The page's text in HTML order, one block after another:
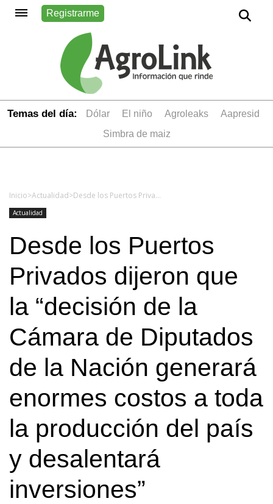
Registrarme
Temas del día: dólar el niño Agroleaks
aapresid
simbra de maiz
Inicio>Actualidad> Desde los Puertos Privados dijeron que la “decisión de la Cámara de Diputados de la Nación generará enormes costos a toda la producción del país y desalentará inversiones”
Actualidad
Desde los Puertos
Privados dijeron que
la “decisión de la
Cámara de Diputados
de la Nación generará
enormes costos a toda
la producción del país
y desalentará
inversiones”